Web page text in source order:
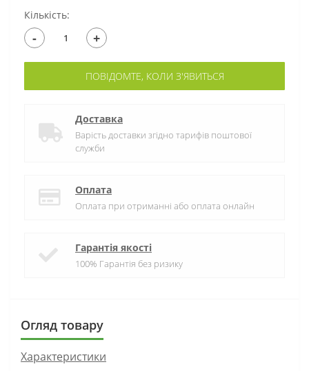
Кількість:
- +
ПОВІДОМТЕ, КОЛИ З'ЯВИТЬСЯ
Доставка
Варість доставки згідно тарифів поштової
служби
Оплата
Оплата при отриманні або оплата онлайн
Гарантія якості
100% Гарантія без ризику
Огляд товару
Характеристики